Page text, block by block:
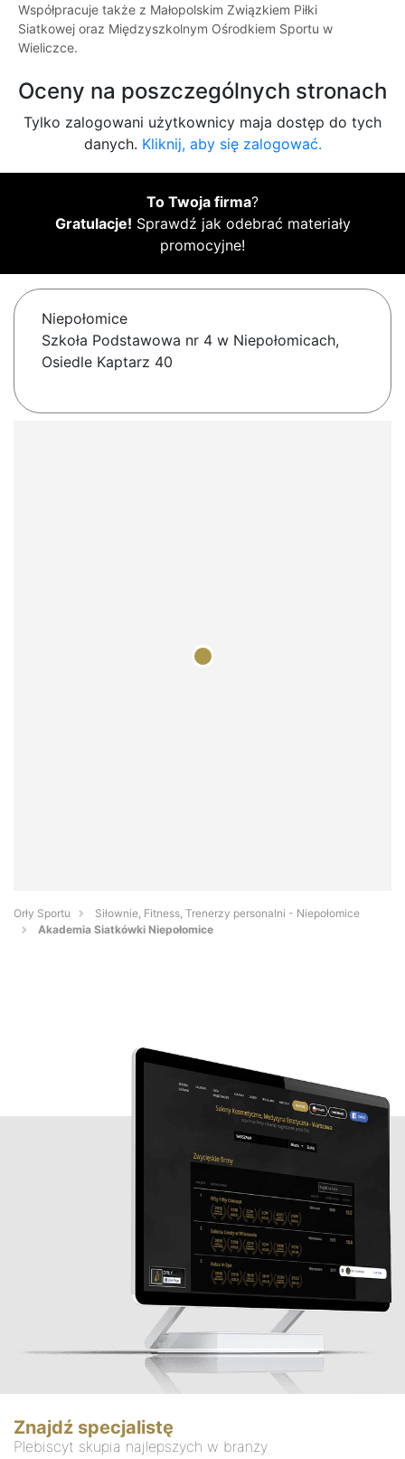
Współpracuje także z Małopolskim Związkiem Piłki
Siatkowej oraz Międzyszkolnym Ośrodkiem Sportu w
Wieliczce.
Oceny na poszczególnych stronach
Tylko zalogowani użytkownicy maja dostęp do tych
danych. Kliknij, aby się zalogować.
To Twoja firma?
Gratulacje! Sprawdź jak odebrać materiały
promocyjne!
Niepołomice
Szkoła Podstawowa nr 4 w Niepołomicach,
Osiedle Kaptarz 40
Orły Sportu
Siłownie, Fitness, Trenerzy personalni - Niepołomice
Akademia Siatkówki Niepołomice
Znajdź specjalistę
Plebiscyt skupia najlepszych w branży